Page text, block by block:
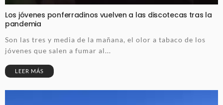
Los jóvenes ponferradinos vuelven a las discotecas tras la
pandemia
Son las tres y media de la mañana, el olor a tabaco de los
jóvenes que salen a fumar al...
LEER MÁS